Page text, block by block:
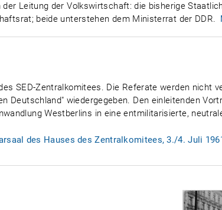
Leitung der Volkswirtschaft: die bisherige
beide unterstehen dem Ministerrat der DDR.
SED-Zentralkomitees. Die Referate werden nicht
Deutschland" wiedergegeben. Den einleitenden
Westberlins in eine entmilitarisierte,
des Hauses des Zentralkomitees, 3./4. Juli